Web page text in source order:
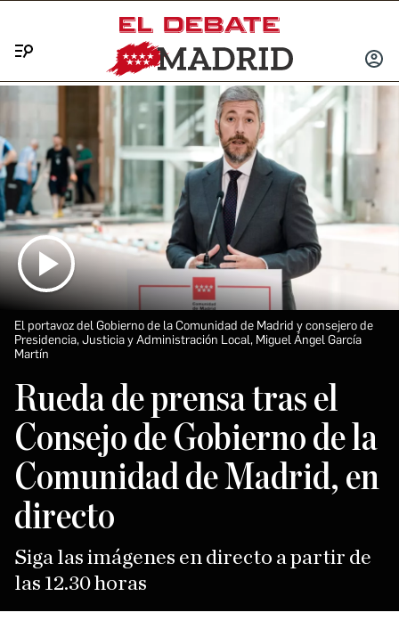
INICIAR
El portavoz del Gobierno de la Comunidad de Madrid y consejero de
Presidencia, Justicia y Administración Local, Miguel Ángel García
Martín
Rueda de prensa tras el
Consejo de Gobierno de la
Comunidad de Madrid, en
directo
Siga las imágenes en directo a partir de
las 12.30 horas